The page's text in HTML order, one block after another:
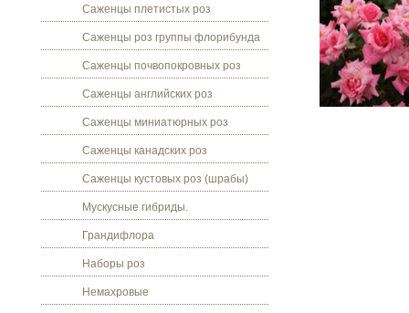
Саженцы плетистых роз
Саженцы роз группы флорибунда
Саженцы почвопокровных роз
Саженцы английских роз
Саженцы миниатюрных роз
Саженцы канадских роз
Саженцы кустовых роз (шрабы)
Мускусные гибриды.
Грандифлора
Наборы роз
Немахровые